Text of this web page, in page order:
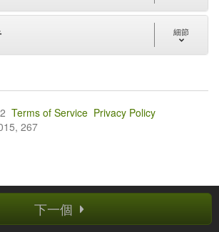
細節
下一個
Terms of Service Privacy Policy
267